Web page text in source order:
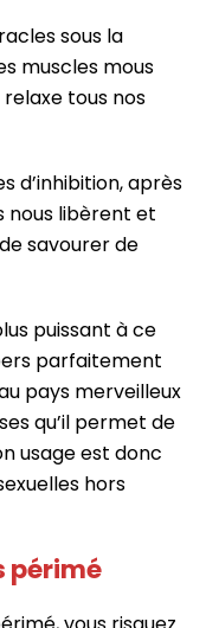
sous la
muscles mous
relaxe tous nos
d’inhibition, après
nous libèrent et
savourer de
puissant à ce
parfaitement
pays merveilleux
qu’il permet de
usage est donc
hors
périmé